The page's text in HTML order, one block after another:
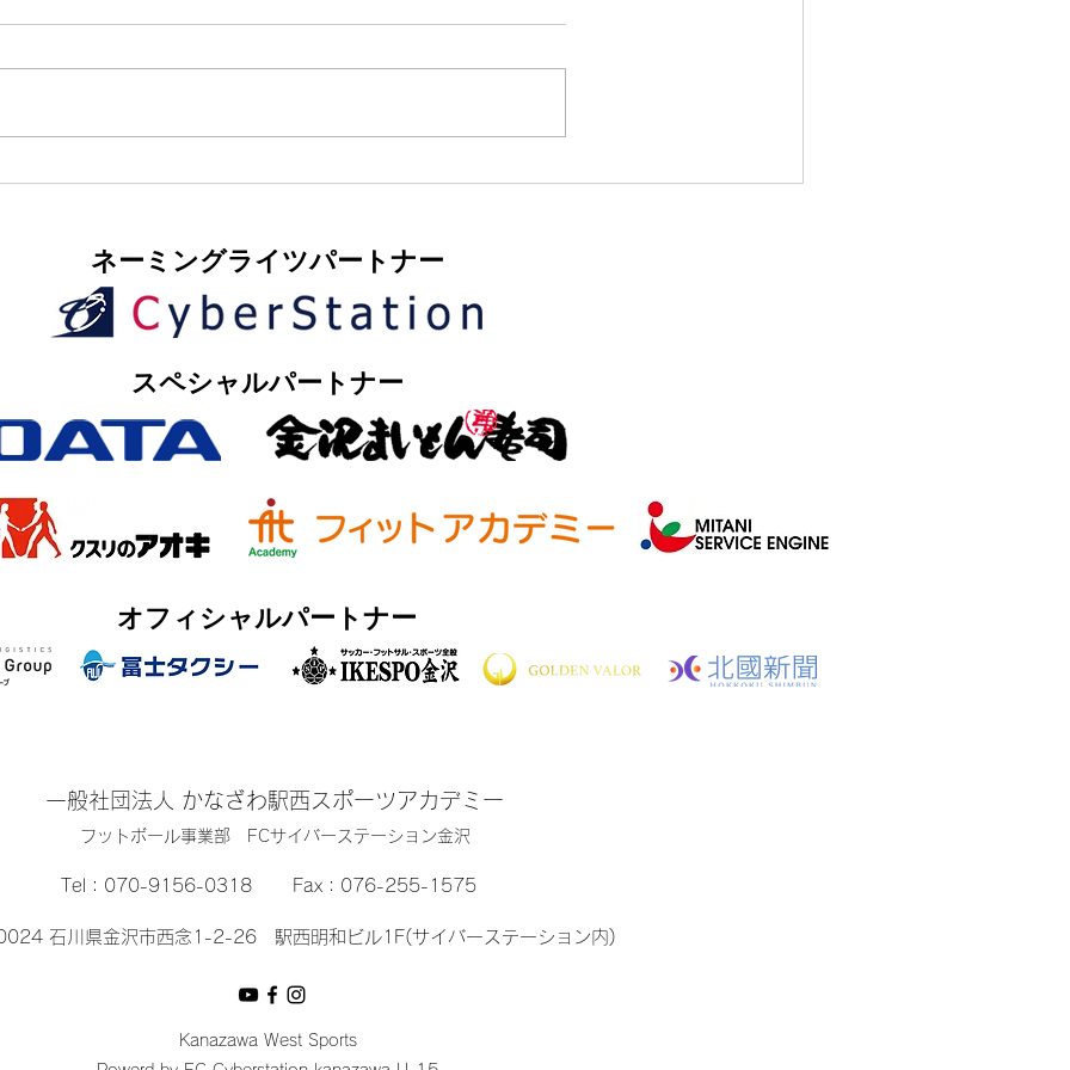
​ネーミングライツパートナー
​スペシャルパートナー
オフィシャルパートナー
一般社団法人 かなざわ駅西スポーツアカデミー
​フットボール事業部 FCサイバーステーション金沢
Tel： 070-9156-0318 Fax：076-255-1575
石川県金沢市西念1-2-26 駅西明和ビル1F(サイバーステーション内)
Kanazawa West Sports